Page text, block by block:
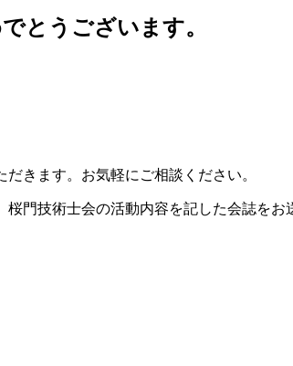
とうございます。
きます。お気軽にご相談ください。
門技術士会の活動内容を記した会誌をお